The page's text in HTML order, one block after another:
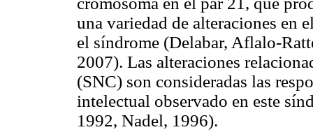
una variedad de alteraciones en
el síndrome (Delabar, Aflalo-
2007). Las alteraciones
(SNC) son consideradas las
intelectual observado en este
1992, Nadel, 1996).